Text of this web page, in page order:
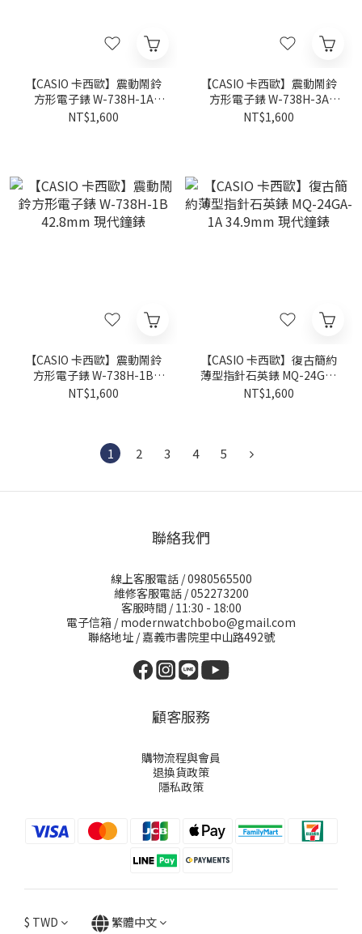
【CASIO 卡西歐】震動鬧鈴
方形電子錶 W-738H-1A
42.8mm 現代鐘錶
NT$1,600
【CASIO 卡西歐】震動鬧鈴
方形電子錶 W-738H-3A
42.8mm 現代鐘錶
NT$1,600
【CASIO 卡西歐】震動鬧鈴
方形電子錶 W-738H-1B
42.8mm 現代鐘錶
NT$1,600
【CASIO 卡西歐】復古簡約
薄型指針石英錶 MQ-24GA-
1A 34.9mm 現代鐘錶
NT$1,600
1 2 3 4 5
聯絡我們
線上客服電話 / 0980565500
維修客服電話 / 052273200
客服時間 / 11:30 - 18:00
電子信箱 / modernwatchbobo@gmail.com
聯絡地址 / 嘉義市書院里中山路492號
顧客服務
購物流程與會員
退換貨政策
隱私政策
$ TWD 繁體中文